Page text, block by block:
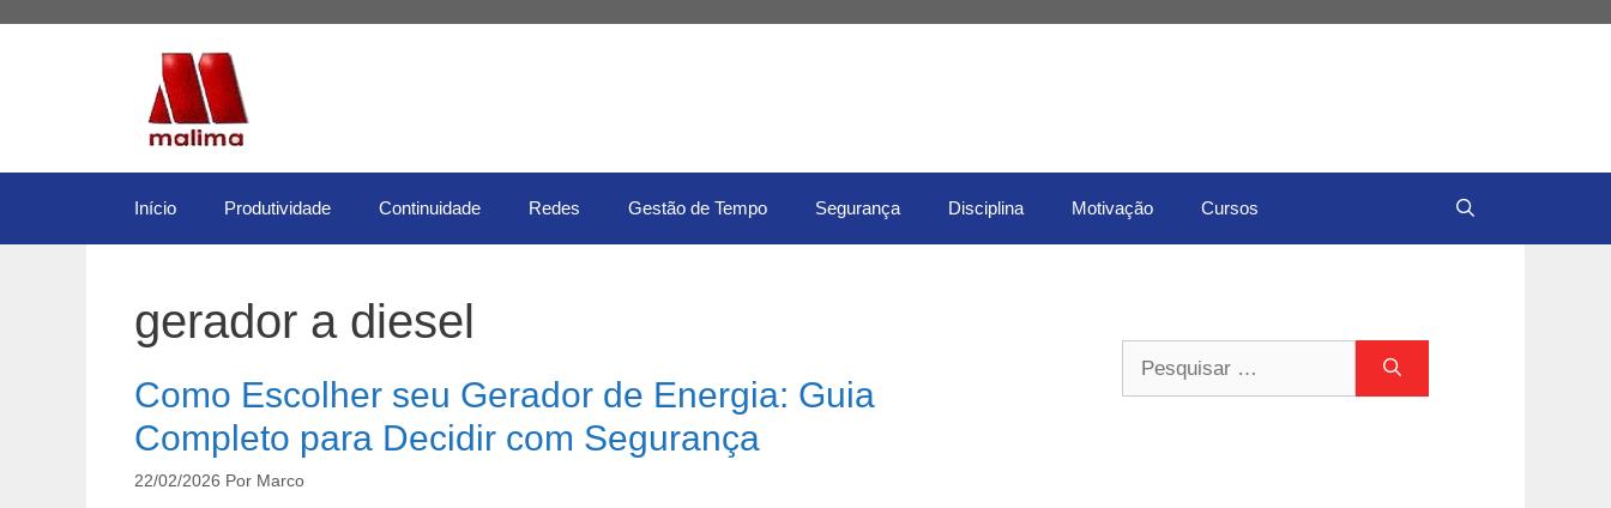
Início Produtividade Continuidade Redes Gestão de Tempo Segurança Disciplina Motivação Cursos
gerador a diesel
Como Escolher seu Gerador de Energia: Guia
Completo para Decidir com Segurança
22/02/2026 Por Marco